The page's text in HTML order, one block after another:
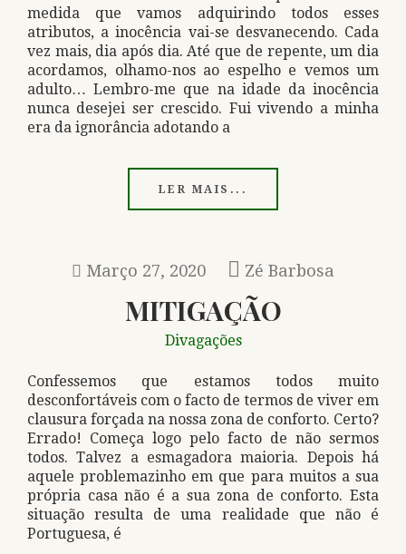
medida que vamos adquirindo todos esses
atributos, a inocência vai-se desvanecendo. Cada
vez mais, dia após dia. Até que de repente, um dia
acordamos, olhamo-nos ao espelho e vemos um
adulto… Lembro-me que na idade da inocência
nunca desejei ser crescido. Fui vivendo a minha
era da ignorância adotando a
LER MAIS...
Março 27, 2020 Zé Barbosa
MITIGAÇÃO
Divagações
Confessemos que estamos todos muito
desconfortáveis com o facto de termos de viver em
clausura forçada na nossa zona de conforto. Certo?
Errado! Começa logo pelo facto de não sermos
todos. Talvez a esmagadora maioria. Depois há
aquele problemazinho em que para muitos a sua
própria casa não é a sua zona de conforto. Esta
situação resulta de uma realidade que não é
Portuguesa, é